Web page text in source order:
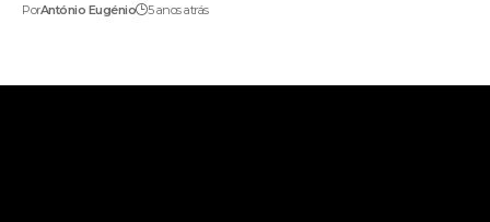
PorAntónio Eugénio 5 anos atrás